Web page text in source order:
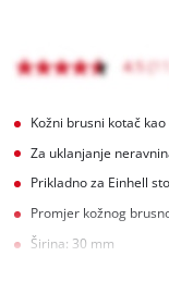
Kožni brusni kotač
Za uklanjanje
Prikladno za Einhell
Promjer kožnog
Širina: 30 mm